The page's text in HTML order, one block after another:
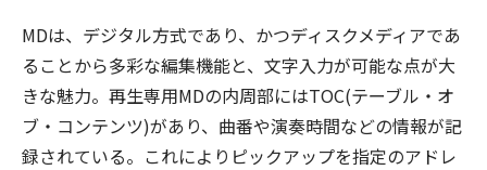
MDは、デジタル方式であり、かつディスクメディアであ
ることから多彩な編集機能と、文字入力が可能な点が大
きな魅力。再生専用MDの内周部にはTOC(テーブル・オ
ブ・コンテンツ)があり、曲番や演奏時間などの情報が記
録されている。これによりピックアップを指定のアドレ